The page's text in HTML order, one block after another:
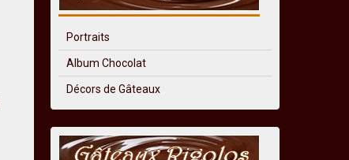
Portraits
Album Chocolat
Décors de Gâteaux